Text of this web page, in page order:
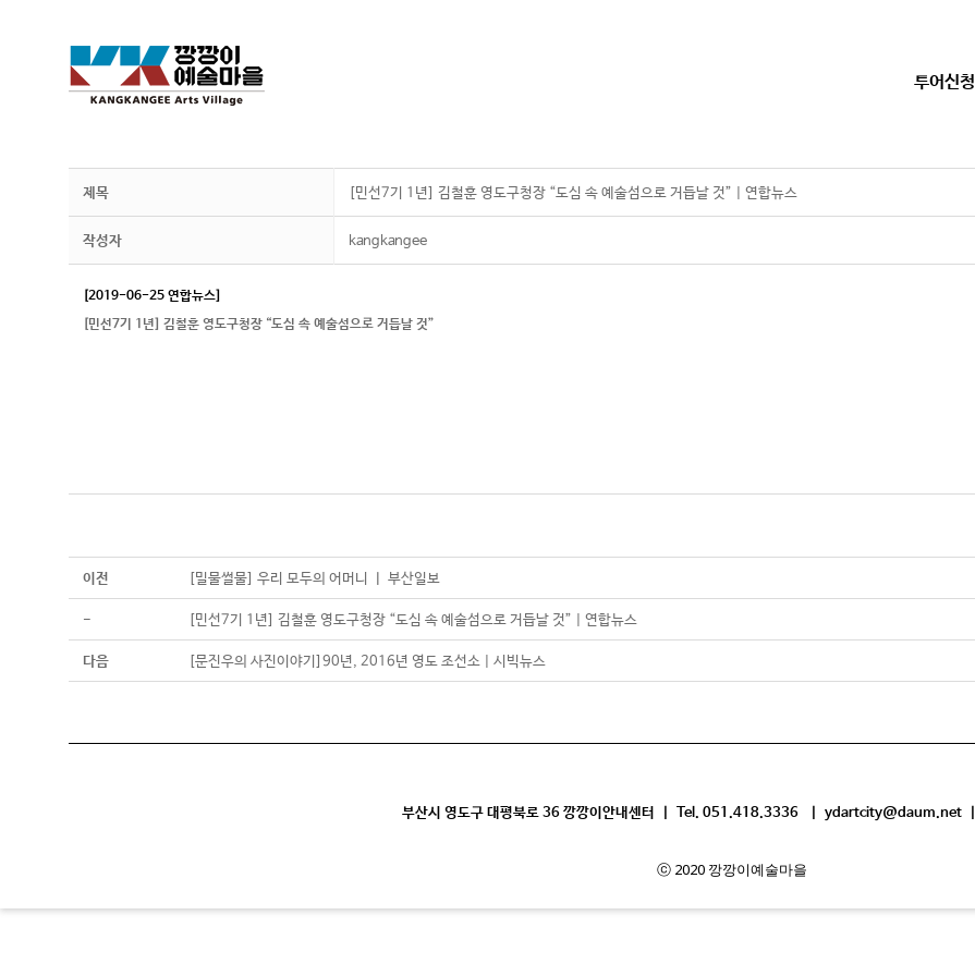
투어신청
제목 [민선7기 1년] 김철훈 영도구청장 “도심 속 예술섬으로 거듭날 것” | 연합뉴스
작성자 kangkangee
[2019-06-25 연합뉴스]
[민선7기 1년] 김철훈 영도구청장 “도심 속 예술섬으로 거듭날 것”
이전 [밀물썰물] 우리 모두의 어머니 ㅣ 부산일보
- [민선7기 1년] 김철훈 영도구청장 “도심 속 예술섬으로 거듭날 것” | 연합뉴스
다음 [문진우의 사진이야기]90년, 2016년 영도 조선소 | 시빅뉴스
부산시 영도구 대평북로 36 깡깡이안내센터 | Tel. 051.418.3336 | ydartcity@daum.net |
ⓒ 2020 깡깡이예술마을